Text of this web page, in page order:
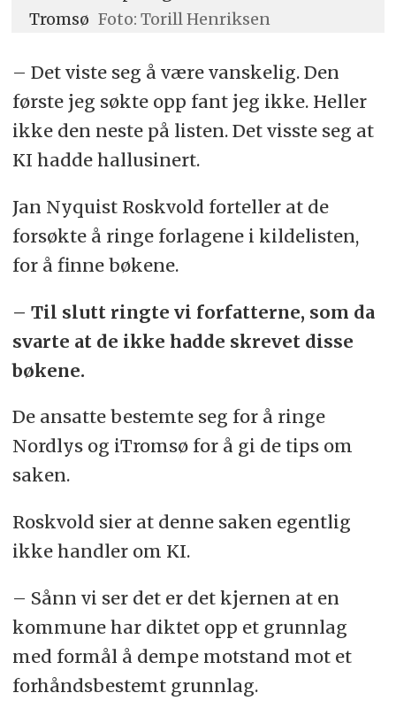
Tromsø Foto: Torill Henriksen
– Det viste seg å være vanskelig. Den
første jeg søkte opp fant jeg ikke. Heller
ikke den neste på listen. Det visste seg at
KI hadde hallusinert.
Jan Nyquist Roskvold forteller at de
forsøkte å ringe forlagene i kildelisten,
for å finne bøkene.
– Til slutt ringte vi forfatterne, som da
svarte at de ikke hadde skrevet disse
bøkene.
De ansatte bestemte seg for å ringe
Nordlys og iTromsø for å gi de tips om
saken.
Roskvold sier at denne saken egentlig
ikke handler om KI.
– Sånn vi ser det er det kjernen at en
kommune har diktet opp et grunnlag
med formål å dempe motstand mot et
forhåndsbestemt grunnlag.